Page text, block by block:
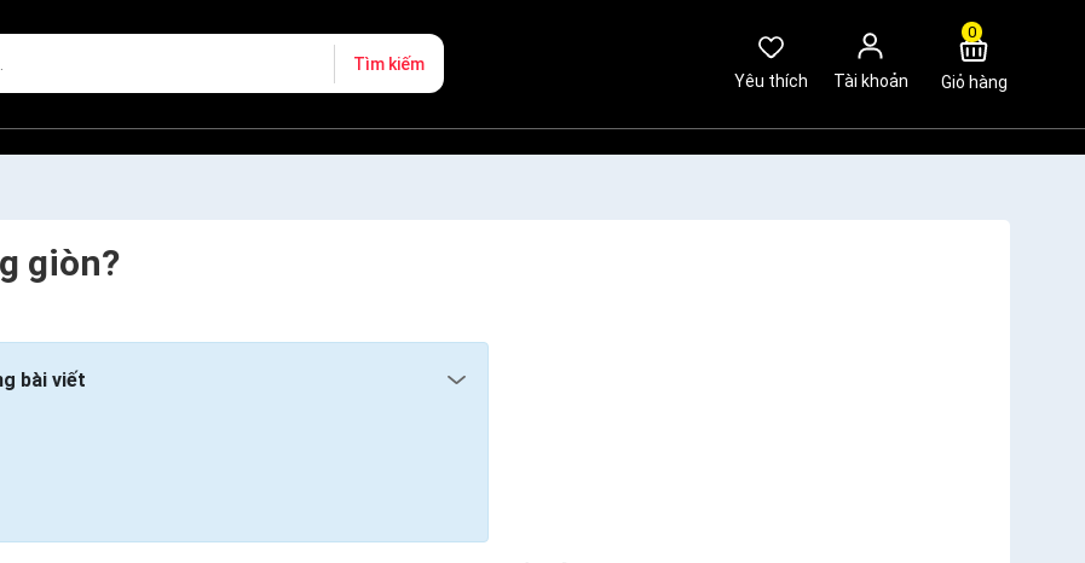
Tìm kiếm
Yêu thích
Tài khoản
0
Giỏ hàng
giòn?
bài viết